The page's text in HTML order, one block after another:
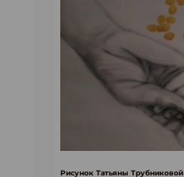
Рисунок Татьяны Трубниковой